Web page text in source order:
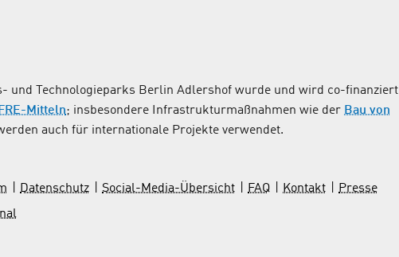
und Technologieparks Berlin Adlershof wurde und wird co-finanziert
Mitteln; insbesondere Infrastrukturmaßnahmen wie der Bau von
auch für internationale Projekte verwendet.
Datenschutz Social-Media-Übersicht FAQ Kontakt
Presse